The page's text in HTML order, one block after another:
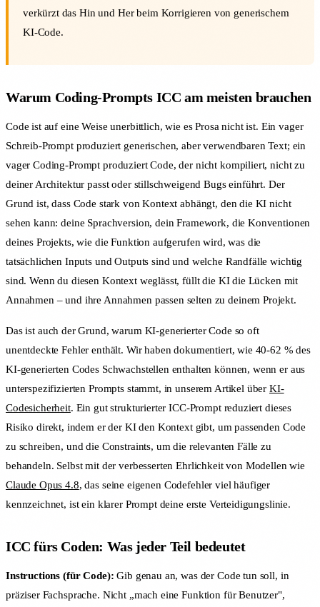
verkürzt das Hin und Her beim Korrigieren von generischem
KI-Code.
Warum Coding-Prompts ICC am meisten brauchen
Code ist auf eine Weise unerbittlich, wie es Prosa nicht ist. Ein vager
Schreib-Prompt produziert generischen, aber verwendbaren Text; ein
vager Coding-Prompt produziert Code, der nicht kompiliert, nicht zu
deiner Architektur passt oder stillschweigend Bugs einführt. Der
Grund ist, dass Code stark von Kontext abhängt, den die KI nicht
sehen kann: deine Sprachversion, dein Framework, die Konventionen
deines Projekts, wie die Funktion aufgerufen wird, was die
tatsächlichen Inputs und Outputs sind und welche Randfälle wichtig
sind. Wenn du diesen Kontext weglässt, füllt die KI die Lücken mit
Annahmen – und ihre Annahmen passen selten zu deinem Projekt.
Das ist auch der Grund, warum KI-generierter Code so oft
unentdeckte Fehler enthält. Wir haben dokumentiert, wie 40-62 % des
KI-generierten Codes Schwachstellen enthalten können, wenn er aus
unterspezifizierten Prompts stammt, in unserem Artikel überKI-
Codesicherheit. Ein gut strukturierter ICC-Prompt reduziert dieses
Risiko direkt, indem er der KI den Kontext gibt, um passenden Code
zu schreiben, und die Constraints, um die relevanten Fälle zu
behandeln. Selbst mit der verbesserten Ehrlichkeit von Modellen wie
Claude Opus 4.8, das seine eigenen Codefehler viel häufiger
kennzeichnet, ist ein klarer Prompt deine erste Verteidigungslinie.
ICC fürs Coden: Was jeder Teil bedeutet
Instructions (für Code): Gib genau an, was der Code tun soll, in
präziser Fachsprache. Nicht „mach eine Funktion für Benutzer",